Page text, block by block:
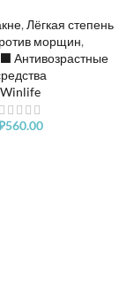
,Лёгкая степень
морщин,
⬛️ Антивозрастные
Winlife
560.00